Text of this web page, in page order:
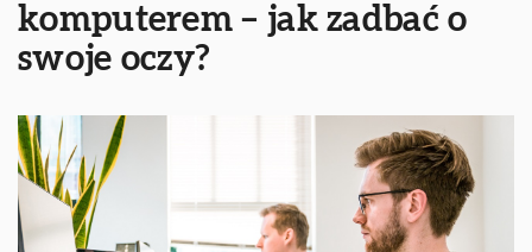
komputerem – jak zadbać o
swoje oczy?